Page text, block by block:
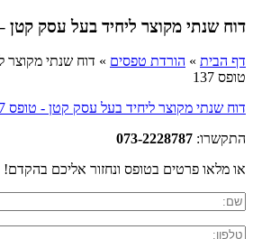
דוח שנתי מקוצר ליחיד בעל עסק קטן –
דף הבית » הורדת טפסים » דוח שנתי מקוצר
טופס 137
דוח שנתי מקוצר ליחיד בעל עסק קטן - טופס 137
התקשרו: 073-2228787
או מלאו פרטים בטופס ונחזור אליכם בהקדם!